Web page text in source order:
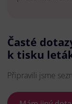
Časté
k tisku
Připravili jsme